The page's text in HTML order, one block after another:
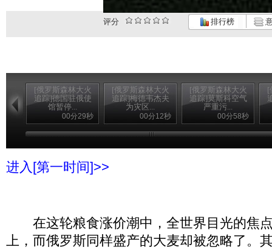
评分 排行榜
[俄罗斯森林大火
追踪]德国驻俄使
馆暂停...
00分29秒
[俄罗斯森林大火
追踪]梅德韦杰夫
为灾区...
00分12秒
[俄罗斯森林大火
追踪]莫斯科空气
严重污...
00分58秒
[
进入[第一时间]>>
在这轮粮食涨价潮中，全世界目光的焦
上，而俄罗斯同样盛产的大麦却被忽略了。